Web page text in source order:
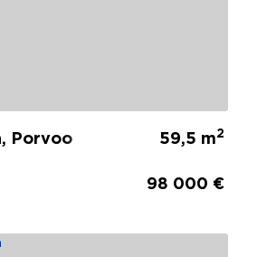
Porvoo 59,5 m2
98 000 €